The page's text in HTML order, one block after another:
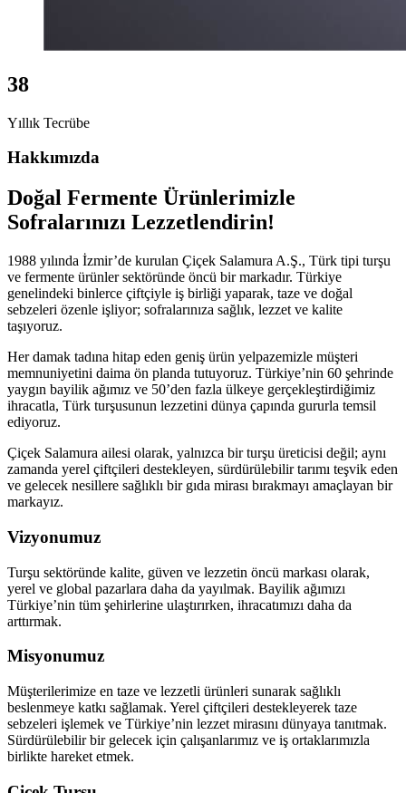
38
Yıllık Tecrübe
Hakkımızda
Doğal Fermente Ürünlerimizle
Sofralarınızı Lezzetlendirin!
1988 yılında İzmir’de kurulan Çiçek Salamura A.Ş., Türk tipi turşu
ve fermente ürünler sektöründe öncü bir markadır. Türkiye
genelindeki binlerce çiftçiyle iş birliği yaparak, taze ve doğal
sebzeleri özenle işliyor; sofralarınıza sağlık, lezzet ve kalite
taşıyoruz.
Her damak tadına hitap eden geniş ürün yelpazemizle müşteri
memnuniyetini daima ön planda tutuyoruz. Türkiye’nin 60 şehrinde
yaygın bayilik ağımız ve 50’den fazla ülkeye gerçekleştirdiğimiz
ihracatla, Türk turşusunun lezzetini dünya çapında gururla temsil
ediyoruz.
Çiçek Salamura ailesi olarak, yalnızca bir turşu üreticisi değil; aynı
zamanda yerel çiftçileri destekleyen, sürdürülebilir tarımı teşvik eden
ve gelecek nesillere sağlıklı bir gıda mirası bırakmayı amaçlayan bir
markayız.
Vizyonumuz
Turşu sektöründe kalite, güven ve lezzetin öncü markası olarak,
yerel ve global pazarlara daha da yayılmak. Bayilik ağımızı
Türkiye’nin tüm şehirlerine ulaştırırken, ihracatımızı daha da
arttırmak.
Misyonumuz
Müşterilerimize en taze ve lezzetli ürünleri sunarak sağlıklı
beslenmeye katkı sağlamak. Yerel çiftçileri destekleyerek taze
sebzeleri işlemek ve Türkiye’nin lezzet mirasını dünyaya tanıtmak.
Sürdürülebilir bir gelecek için çalışanlarımız ve iş ortaklarımızla
birlikte hareket etmek.